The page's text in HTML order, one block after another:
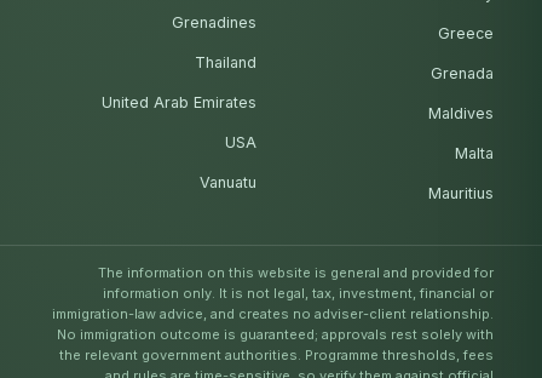
Greece
Grenada
Maldives
Malta
Mauritius
Grenadines
Thailand
United Arab Emirates
USA
Vanuatu
The information on this website is general and provided for
information only. It is not legal, tax, investment, financial or
immigration-law advice, and creates no adviser-client relationship.
No immigration outcome is guaranteed; approvals rest solely with
the relevant government authorities. Programme thresholds, fees